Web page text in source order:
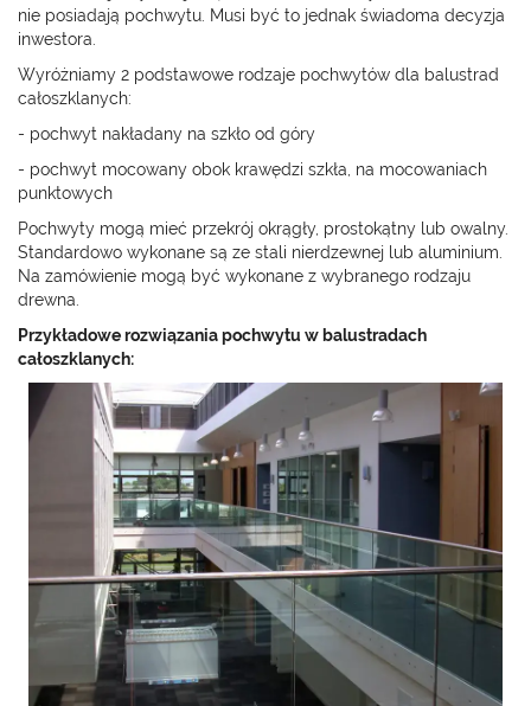
nie posiadają pochwytu. Musi być to jednak świadoma decyzja
inwestora.
Wyróżniamy 2 podstawowe rodzaje pochwytów dla balustrad
całoszklanych:
- pochwyt nakładany na szkło od góry
- pochwyt mocowany obok krawędzi szkła, na mocowaniach
punktowych
Pochwyty mogą mieć przekrój okrągły, prostokątny lub owalny.
Standardowo wykonane są ze stali nierdzewnej lub aluminium.
Na zamówienie mogą być wykonane z wybranego rodzaju
drewna.
Przykładowe rozwiązania pochwytu w balustradach
całoszklanych: